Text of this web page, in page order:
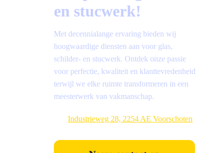
en stucwerk!
Met decennialange ervaring bieden wij
hoogwaardige diensten aan voor glas,
schilder- en stucwerk. Ontdek onze passie
voor perfectie, kwaliteit en klanttevredenheid
terwijl we elke ruimte transformeren in een
meesterwerk van vakmanschap.
Industrieweg 28, 2254 AE Voorschoten